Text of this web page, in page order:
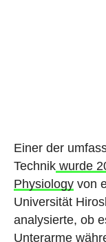
Einer der
Technikwurde
Physiologyvon
Universität
analysierte, ob
Unterarme